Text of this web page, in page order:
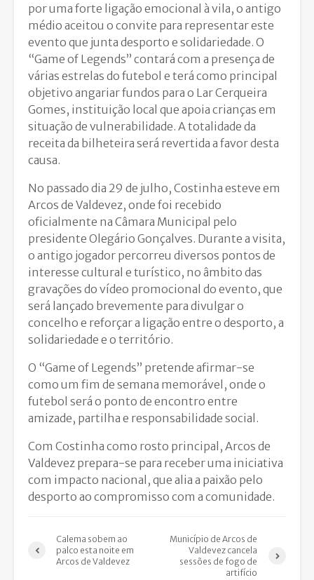
por uma forte ligação emocional à vila, o antigo
médio aceitou o convite para representar este
evento que junta desporto e solidariedade. O
“Game of Legends” contará com a presença de
várias estrelas do futebol e terá como principal
objetivo angariar fundos para o Lar Cerqueira
Gomes, instituição local que apoia crianças em
situação de vulnerabilidade. A totalidade da
receita da bilheteira será revertida a favor desta
causa.
No passado dia 29 de julho, Costinha esteve em
Arcos de Valdevez, onde foi recebido
oficialmente na Câmara Municipal pelo
presidente Olegário Gonçalves. Durante a visita,
o antigo jogador percorreu diversos pontos de
interesse cultural e turístico, no âmbito das
gravações do vídeo promocional do evento, que
será lançado brevemente para divulgar o
concelho e reforçar a ligação entre o desporto, a
solidariedade e o território.
O “Game of Legends” pretende afirmar-se
como um fim de semana memorável, onde o
futebol será o ponto de encontro entre
amizade, partilha e responsabilidade social.
Com Costinha como rosto principal, Arcos de
Valdevez prepara-se para receber uma iniciativa
com impacto nacional, que alia a paixão pelo
desporto ao compromisso com a comunidade.
Calema sobem ao
palco esta noite em
Arcos de Valdevez
Município de Arcos de
Valdevez cancela
sessões de fogo de
artifício